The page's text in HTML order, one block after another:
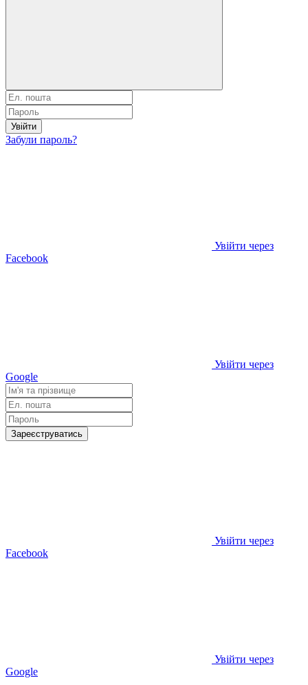
Увійти
Забули пароль?
Увійти через
Facebook
Увійти через
Google
Зареєструватись
Увійти через
Facebook
Увійти через
Google